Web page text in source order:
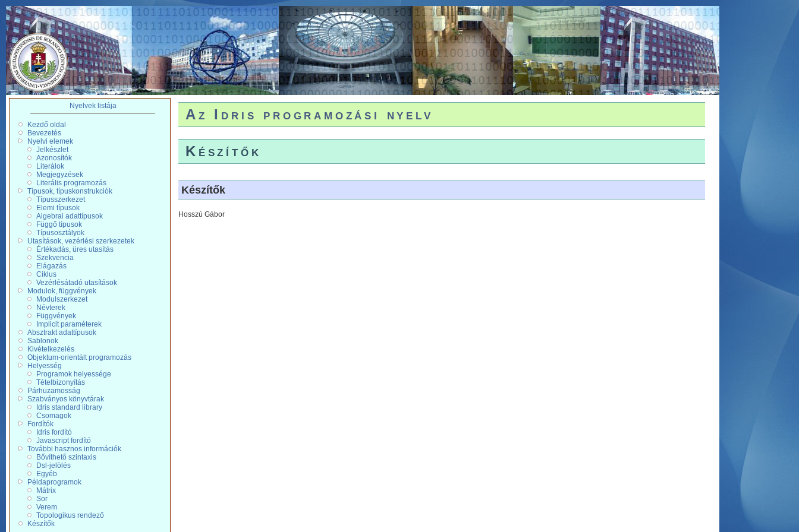
Nyelvek listája
Kezdő oldal
Bevezetés
Nyelvi elemek
Jelkészlet
Azonosítók
Literálok
Megjegyzések
Literális programozás
Típusok, típuskonstrukciók
Típusszerkezet
Elemi típusok
Algebrai adattípusok
Függő típusok
Típusosztályok
Utasítások, vezérlési szerkezetek
Értékadás, üres utasítás
Szekvencia
Elágazás
Ciklus
Vezérlésátadó utasítások
Modulok, függvények
Modulszerkezet
Névterek
Függvények
Implicit paraméterek
Absztrakt adattípusok
Sablonok
Kivételkezelés
Objektum-orientált programozás
Helyesség
Programok helyessége
Tételbizonyítás
Párhuzamosság
Szabványos könyvtárak
Idris standard library
Csomagok
Fordítók
Idris fordító
Javascript fordító
További hasznos információk
Bővíthető szintaxis
Dsl-jelölés
Egyéb
Példaprogramok
Mátrix
Sor
Verem
Topologikus rendező
Készítők
Az Idris programozási nyelv
Készítők
Készítők
Hosszú Gábor